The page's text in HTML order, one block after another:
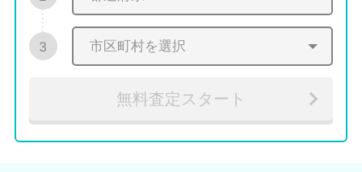
3
無料査定スタート